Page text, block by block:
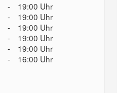
-
19:00 Uhr
-
19:00 Uhr
-
19:00 Uhr
-
19:00 Uhr
-
19:00 Uhr
- 16:00 Uhr